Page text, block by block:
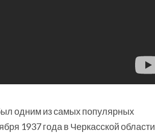
одним из самых популярных
1937 года в Черкасской области